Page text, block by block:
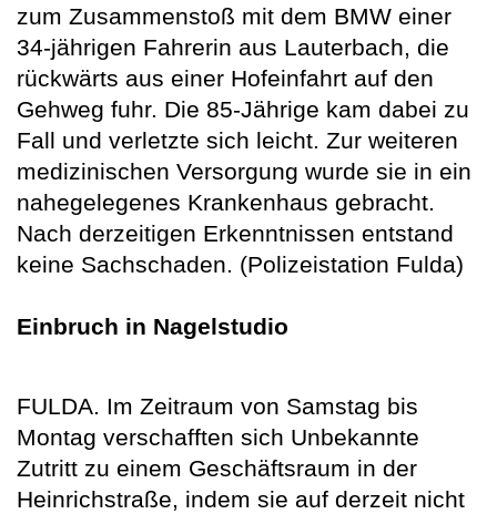
zum Zusammenstoß mit dem BMW einer
34-jährigen Fahrerin aus Lauterbach, die
rückwärts aus einer Hofeinfahrt auf den
Gehweg fuhr. Die 85-Jährige kam dabei zu
Fall und verletzte sich leicht. Zur weiteren
medizinischen Versorgung wurde sie in ein
nahegelegenes Krankenhaus gebracht.
Nach derzeitigen Erkenntnissen entstand
keine Sachschaden. (Polizeistation Fulda)
Einbruch in Nagelstudio
FULDA. Im Zeitraum von Samstag bis
Montag verschafften sich Unbekannte
Zutritt zu einem Geschäftsraum in der
Heinrichstraße, indem sie auf derzeit nicht